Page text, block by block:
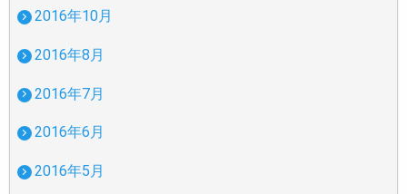
2016年10月
2016年8月
2016年7月
2016年6月
2016年5月